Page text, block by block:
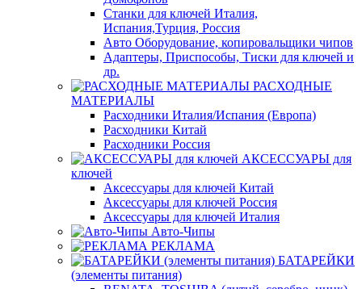
Станки для ключей Италия,
Испания,Турция, Россия
Авто Оборудование, копировальщики чипов
Адаптеры, Приспособы, Тиски для ключей и
др.
РАСХОДНЫЕ
МАТЕРИАЛЫ
Расходники Италия/Испания (Европа)
Расходники Китай
Расходники Россия
АКСЕССУАРЫ для
ключей
Аксессуары для ключей Китай
Аксессуары для ключей Россия
Аксессуары для ключей Италия
Авто-Чипы
РЕКЛАМА
БАТАРЕЙКИ
(элементы питания)